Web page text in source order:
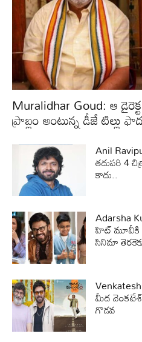
Muralidhar Goud: ఆ
ప్రాబ్లం అంటున్న డీజే టిల్లు
Anil
తదుపరి 4
కాదు..
Adarsha
హిట్ మూవీకి
సినిమా
మీద వెంకటేశ్
గొడవ